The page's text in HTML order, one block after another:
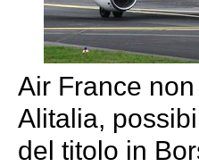
Air France
Alitalia,
del titolo in